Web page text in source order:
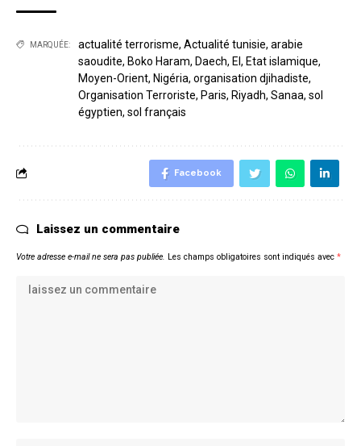
MARQUÉE: actualité terrorisme, Actualité tunisie, arabie
saoudite, Boko Haram, Daech, EI, Etat islamique,
Moyen-Orient, Nigéria, organisation djihadiste,
Organisation Terroriste, Paris, Riyadh, Sanaa, sol
égyptien, sol français
Facebook
Laissez un commentaire
Votre adresse e-mail ne sera pas publiée. Les champs obligatoires sont indiqués avec *